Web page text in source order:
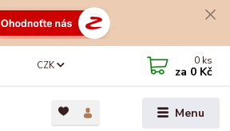
Menu
CZK 0 ks
za 0 Kč